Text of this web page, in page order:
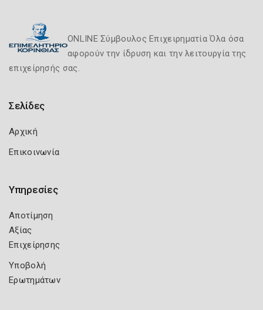
ONLINE Σύμβουλος Επιχειρηματία Όλα όσα
αφορούν την ίδρυση και την λειτουργία της
επιχείρησής σας.
Σελίδες
Αρχική
Επικοινωνία
Υπηρεσίες
Αποτίμηση
Αξίας
Επιχείρησης
Υποβολή
Ερωτημάτων